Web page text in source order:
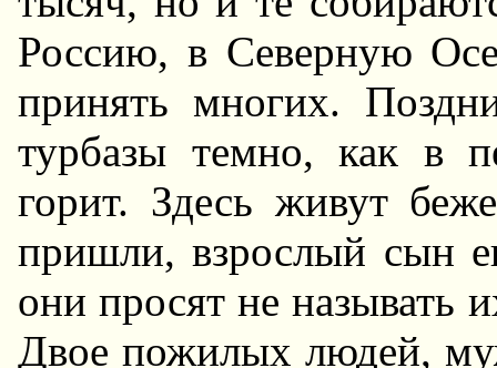
Россию, в Северную
принять многих.
турбазы темно, как в
горит. Здесь живут
пришли, взрослый сын
они просят не называть
Двое пожилых людей,